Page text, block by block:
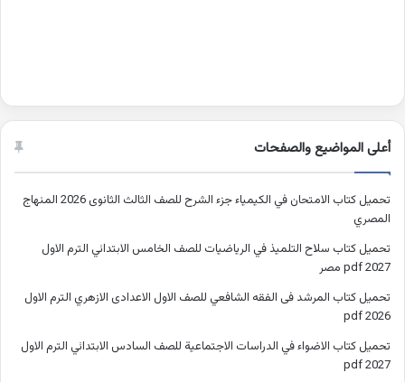
أعلى المواضيع والصفحات
تحميل كتاب الامتحان في الكيمياء جزء الشرح للصف الثالث الثانوى 2026 المنهاج
المصري
تحميل كتاب سلاح التلميذ في الرياضيات للصف الخامس الابتدائي الترم الاول
2027 pdf مصر
تحميل كتاب المرشد فى الفقه الشافعي للصف الاول الاعدادى الازهري الترم الاول
2026 pdf
تحميل كتاب الاضواء في الدراسات الاجتماعية للصف السادس الابتدائي الترم الاول
2027 pdf